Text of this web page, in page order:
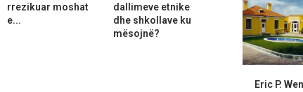
Eric P.
rrezikuar moshat
e...
dallimeve etnike
dhe shkollave ku
mësojnë?